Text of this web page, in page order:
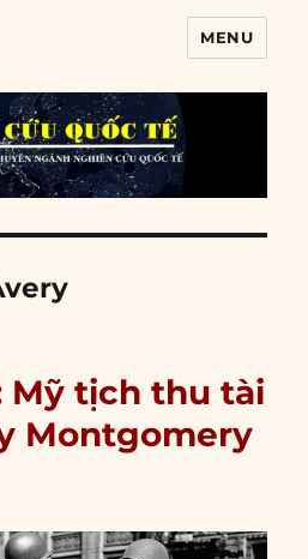
MENU
Mỹ tịch thu tài
Montgomery